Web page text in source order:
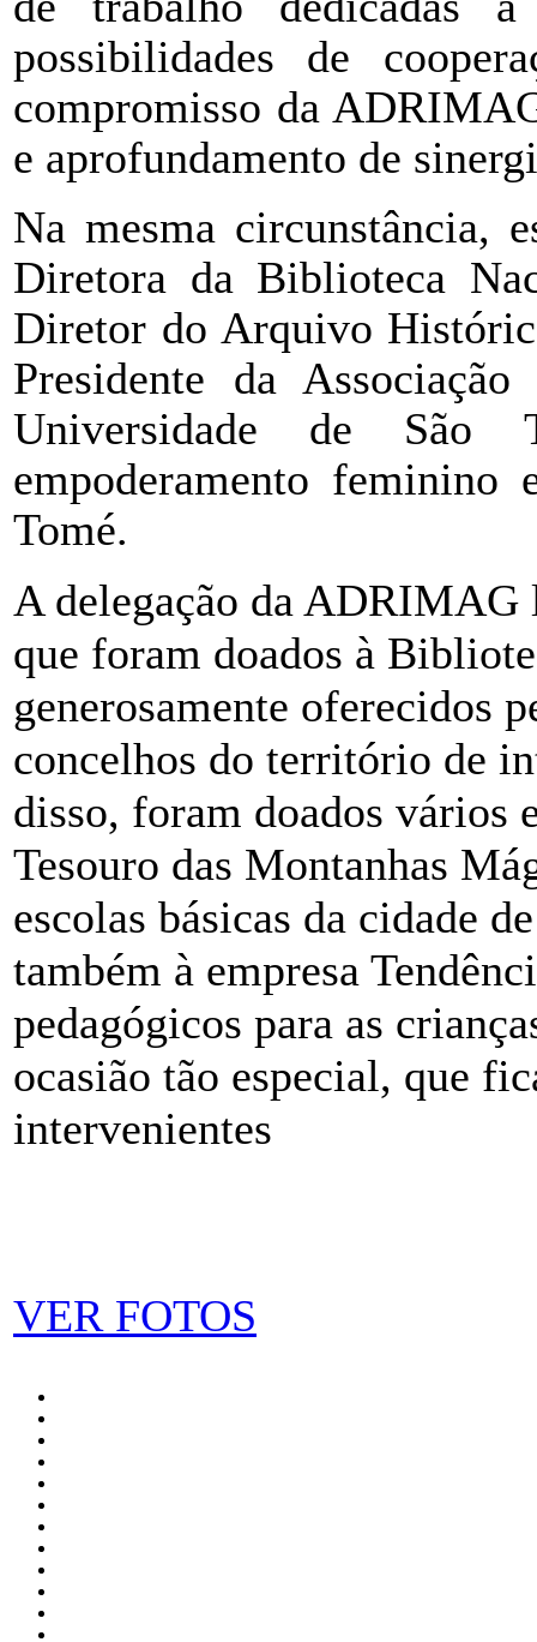
possibilidades de
compromisso da
e aprofundamento de
Na mesma circunstância,
Diretora da Biblioteca
Diretor do Arquivo
Presidente da
Universidade de São
empoderamento
Tomé.
A delegação da ADRIMAG
que foram doados à
generosamente oferecidos
concelhos do território de
disso, foram doados
Tesouro das Montanhas
escolas básicas da cidade
também à empresa
pedagógicos para as
ocasião tão especial, que
intervenientes
VER FOTOS